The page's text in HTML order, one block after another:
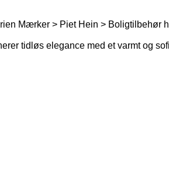
Mærker > Piet Hein > Boligtilbehør
tidløs elegance med et varmt og